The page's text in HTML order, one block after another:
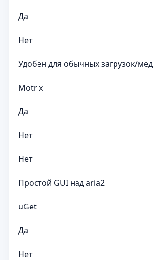
Да
Нет
Удобен для обычных загрузок/
Motrix
Да
Нет
Нет
Простой GUI над aria2
uGet
Да
Нет